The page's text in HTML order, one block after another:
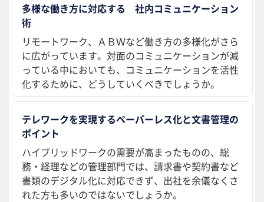
多様な働き方に対応する 社内コミュニケーション
術
リモートワーク、ＡＢＷなど働き方の多様化がさら
に広がっています。対面のコミュニケーションが減
っている中においても、コミュニケーションを活性
化するために、どうしていくべきでしょうか。
テレワークを実現するペーパーレス化と文書管理の
ポイント
ハイブリッドワークの需要が高まったものの、総
務・経理などの管理部門では、請求書や契約書など
書類のデジタル化に対応できず、出社を余儀なくさ
れた方も多いのではないでしょうか。